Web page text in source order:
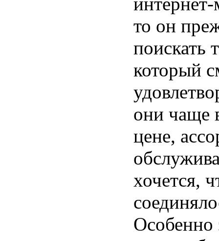
то он
поискать
который
они чаще
цене,
хочется,
Особенно